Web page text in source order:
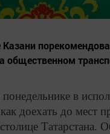
общественном
в
доехать до мест
Татарстана.